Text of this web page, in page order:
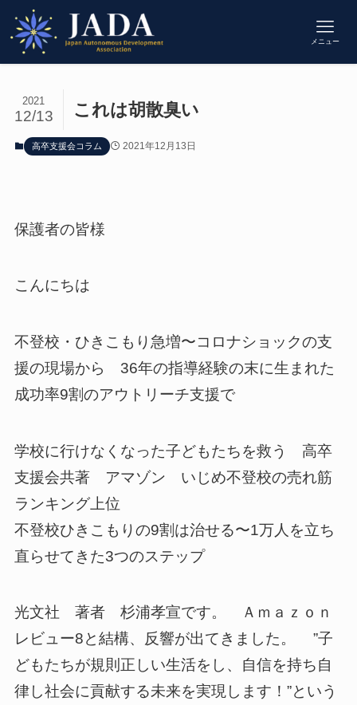
メニュー
これは胡散臭い
2021
12/13
高卒支援会コラム 2021年12月13日
保護者の皆様
こんにちは
不登校・ひきこもり急増〜コロナショックの支
援の現場から 36年の指導経験の末に生まれた
成功率9割のアウトリーチ支援で
学校に行けなくなった子どもたちを救う 高卒
支援会共著 アマゾン いじめ不登校の売れ筋
ランキング上位
不登校ひきこもりの9割は治せる〜1万人を立ち
直らせてきた3つのステップ
光文社 著者 杉浦孝宣です。 Ａｍａｚｏｎ
レビュー8と結構、反響が出てきました。 ”子
どもたちが規則正しい生活をし、自信を持ち自
律し社会に貢献する未来を実現します！”という